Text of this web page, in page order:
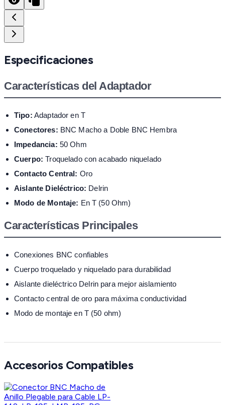
Especificaciones
Características del Adaptador
Tipo: Adaptador en T
Conectores: BNC Macho a Doble BNC Hembra
Impedancia: 50 Ohm
Cuerpo: Troquelado con acabado niquelado
Contacto Central: Oro
Aislante Dieléctrico: Delrin
Modo de Montaje: En T (50 Ohm)
Características Principales
Conexiones BNC confiables
Cuerpo troquelado y niquelado para durabilidad
Aislante dieléctrico Delrin para mejor aislamiento
Contacto central de oro para máxima conductividad
Modo de montaje en T (50 ohm)
Accesorios Compatibles